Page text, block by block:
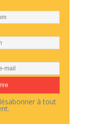
à tout